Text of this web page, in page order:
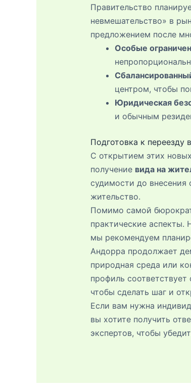
Правительство
невмешательство» в
предложением после
Особые
центром, чтобы
Юридическая
и обычным
Подготовка к переезду
С открытием этих
получение вида на
судимости до внесения
жительство.
Помимо самой
практические аспекты.
мы рекомендуем
Андорра продолжает
природная среда или
профиль
чтобы сделать шаг и
Если вам нужна
вы хотите получить
экспертов, чтобы